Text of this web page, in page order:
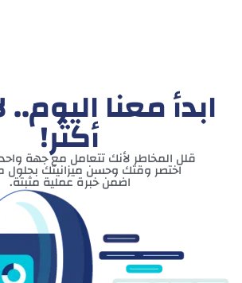
ابدأ معنا اليوم..
أكثر!
قلل المخاطر لأنك تتعامل مع جهة
اختصر وقتك وحسن ميزانيتك بحلول
اضمن خبرة عملية مثبتة.